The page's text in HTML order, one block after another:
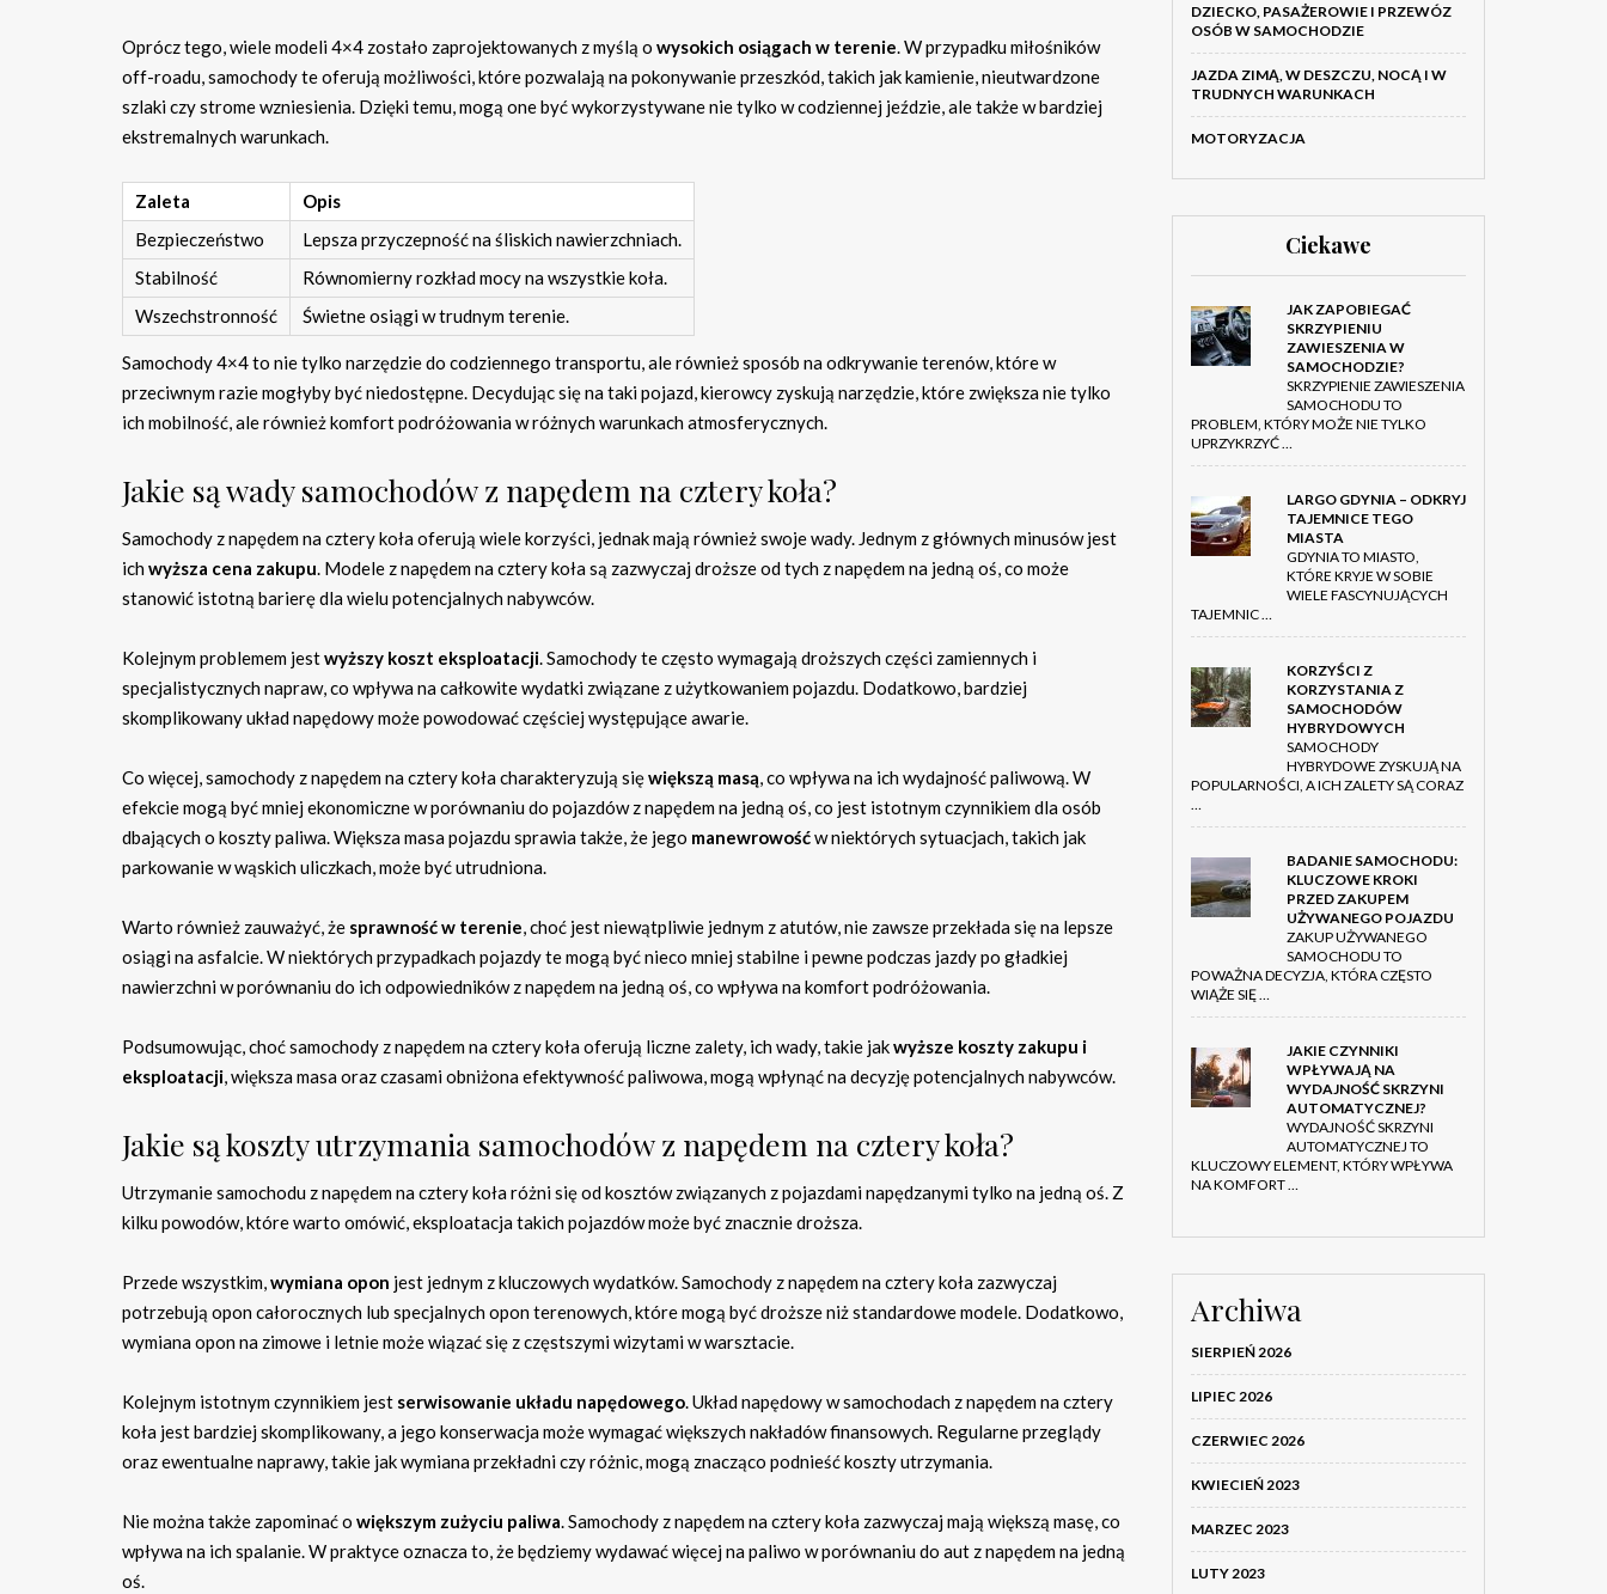
Oprócz tego, wiele modeli 4×4 zostało zaprojektowanych z myślą o wysokich osiągach w terenie. W przypadku miłośników
off-roadu, samochody te oferują możliwości, które pozwalają na pokonywanie przeszkód, takich jak kamienie, nieutwardzone
szlaki czy strome wzniesienia. Dzięki temu, mogą one być wykorzystywane nie tylko w codziennej jeździe, ale także w bardziej
ekstremalnych warunkach.
Zaleta
Opis
Bezpieczeństwo
Lepsza przyczepność na śliskich nawierzchniach.
Stabilność
Równomierny rozkład mocy na wszystkie koła.
Wszechstronność
Świetne osiągi w trudnym terenie.
Samochody 4×4 to nie tylko narzędzie do codziennego transportu, ale również sposób na odkrywanie terenów, które w
przeciwnym razie mogłyby być niedostępne. Decydując się na taki pojazd, kierowcy zyskują narzędzie, które zwiększa nie tylko
ich mobilność, ale również komfort podróżowania w różnych warunkach atmosferycznych.
Jakie są wady samochodów z napędem na cztery koła?
Samochody z napędem na cztery koła oferują wiele korzyści, jednak mają również swoje wady. Jednym z głównych minusów jest
ichwyższa cena zakupu. Modele z napędem na cztery koła są zazwyczaj droższe od tych z napędem na jedną oś, co może
stanowić istotną barierę dla wielu potencjalnych nabywców.
Kolejnym problemem jestwyższy koszt eksploatacji. Samochody te często wymagają droższych części zamiennych i
specjalistycznych napraw, co wpływa na całkowite wydatki związane z użytkowaniem pojazdu. Dodatkowo, bardziej
skomplikowany układ napędowy może powodować częściej występujące awarie.
Co więcej, samochody z napędem na cztery koła charakteryzują sięwiększą masą, co wpływa na ich wydajność paliwową. W
efekcie mogą być mniej ekonomiczne w porównaniu do pojazdów z napędem na jedną oś, co jest istotnym czynnikiem dla osób
dbających o koszty paliwa. Większa masa pojazdu sprawia także, że jego manewrowośćw niektórych sytuacjach, takich jak
parkowanie w wąskich uliczkach, może być utrudniona.
Warto również zauważyć, że sprawność w terenie, choć jest niewątpliwie jednym z atutów, nie zawsze przekłada się na lepsze
osiągi na asfalcie. W niektórych przypadkach pojazdy te mogą być nieco mniej stabilne i pewne podczas jazdy po gładkiej
nawierzchni w porównaniu do ich odpowiedników z napędem na jedną oś, co wpływa na komfort podróżowania.
Podsumowując, choć samochody z napędem na cztery koła oferują liczne zalety, ich wady, takie jakwyższe koszty zakupu i
eksploatacji, większa masa oraz czasami obniżona efektywność paliwowa, mogą wpłynąć na decyzję potencjalnych nabywców.
Jakie są koszty utrzymania samochodów z napędem na cztery koła?
Utrzymanie samochodu z napędem na cztery koła różni się od kosztów związanych z pojazdami napędzanymi tylko na jedną oś. Z
kilku powodów, które warto omówić, eksploatacja takich pojazdów może być znacznie droższa.
Przede wszystkim,wymiana opon jest jednym z kluczowych wydatków. Samochody z napędem na cztery koła zazwyczaj
potrzebują opon całorocznych lub specjalnych opon terenowych, które mogą być droższe niż standardowe modele. Dodatkowo,
wymiana opon na zimowe i letnie może wiązać się z częstszymi wizytami w warsztacie.
Kolejnym istotnym czynnikiem jest serwisowanie układu napędowego. Układ napędowy w samochodach z napędem na cztery
koła jest bardziej skomplikowany, a jego konserwacja może wymagać większych nakładów finansowych. Regularne przeglądy
oraz ewentualne naprawy, takie jak wymiana przekładni czy różnic, mogą znacząco podnieść koszty utrzymania.
Nie można także zapominać o większym zużyciu paliwa. Samochody z napędem na cztery koła zazwyczaj mają większą masę, co
wpływa na ich spalanie. W praktyce oznacza to, że będziemy wydawać więcej na paliwo w porównaniu do aut z napędem na jedną
oś.
DZIECKO, PASAŻEROWIE I PRZEWÓZ
OSÓB W SAMOCHODZIE
JAZDA ZIMĄ, W DESZCZU, NOCĄ I W
TRUDNYCH WARUNKACH
MOTORYZACJA
Ciekawe
JAK ZAPOBIEGAĆ
SKRZYPIENIU
ZAWIESZENIA W
SAMOCHODZIE?
SKRZYPIENIE ZAWIESZENIA
SAMOCHODU TO
PROBLEM, KTÓRY MOŻE NIE TYLKO
UPRZYKRZYĆ …
LARGO GDYNIA – ODKRYJ
TAJEMNICE TEGO
MIASTA
GDYNIA TO MIASTO,
KTÓRE KRYJE W SOBIE
WIELE FASCYNUJĄCYCH
TAJEMNIC …
KORZYŚCI Z
KORZYSTANIA Z
SAMOCHODÓW
HYBRYDOWYCH
SAMOCHODY
HYBRYDOWE ZYSKUJĄ NA
POPULARNOŚCI, A ICH ZALETY SĄ CORAZ
…
BADANIE SAMOCHODU:
KLUCZOWE KROKI
PRZED ZAKUPEM
UŻYWANEGO POJAZDU
ZAKUP UŻYWANEGO
SAMOCHODU TO
POWAŻNA DECYZJA, KTÓRA CZĘSTO
WIĄŻE SIĘ …
JAKIE CZYNNIKI
WPŁYWAJĄ NA
WYDAJNOŚĆ SKRZYNI
AUTOMATYCZNEJ?
WYDAJNOŚĆ SKRZYNI
AUTOMATYCZNEJ TO
KLUCZOWY ELEMENT, KTÓRY WPŁYWA
NA KOMFORT …
Archiwa
SIERPIEŃ 2026
LIPIEC 2026
CZERWIEC 2026
KWIECIEŃ 2023
MARZEC 2023
LUTY 2023